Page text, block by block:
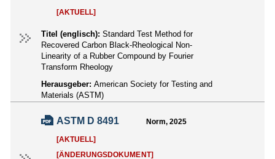
[AKTUELL]
Titel (englisch): Standard Test Method for
Recovered Carbon Black-Rheological Non-
Linearity of a Rubber Compound by Fourier
Transform Rheology
Herausgeber: American Society for Testing and
Materials (ASTM)
ASTM D 8491 Norm, 2025
[AKTUELL]
[ÄNDERUNGSDOKUMENT]